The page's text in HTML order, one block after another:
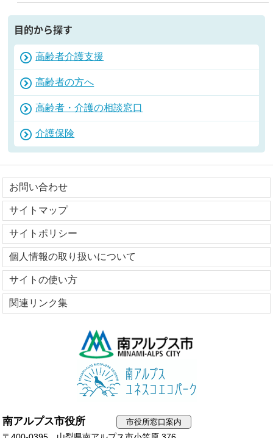
目的から探す
高齢者介護支援
高齢者の方へ
高齢者・介護の相談窓口
介護保険
お問い合わせ
サイトマップ
サイトポリシー
個人情報の取り扱いについて
サイトの使い方
関連リンク集
南アルプス市役所 市役所窓口案内